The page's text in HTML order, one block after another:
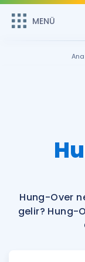
MENÜ
Remzi Hoca ile
MENÜ
Katılımcı
Faydalı
Ücretsiz
Hung-Over
gelir? Hung-